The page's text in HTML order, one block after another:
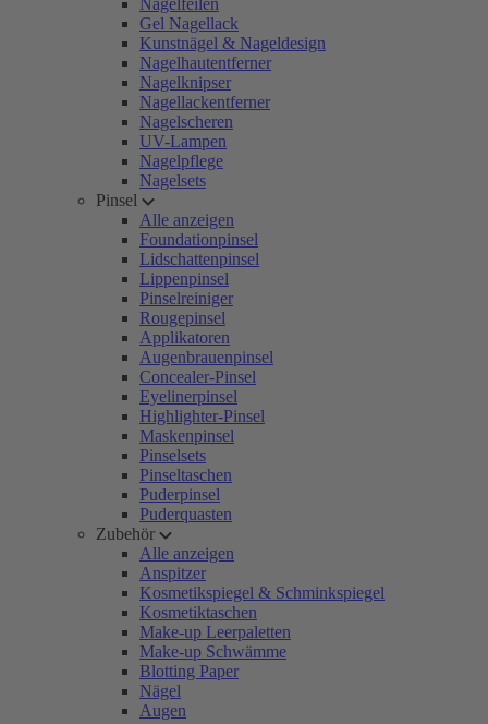
Nagelfeilen
Gel Nagellack
Kunstnägel & Nageldesign
Nagelhautentferner
Nagelknipser
Nagellackentferner
Nagelscheren
UV-Lampen
Nagelpflege
Nagelsets
Pinsel
Alle anzeigen
Foundationpinsel
Lidschattenpinsel
Lippenpinsel
Pinselreiniger
Rougepinsel
Applikatoren
Augenbrauenpinsel
Concealer-Pinsel
Eyelinerpinsel
Highlighter-Pinsel
Maskenpinsel
Pinselsets
Pinseltaschen
Puderpinsel
Puderquasten
Zubehör
Alle anzeigen
Anspitzer
Kosmetikspiegel & Schminkspiegel
Kosmetiktaschen
Make-up Leerpaletten
Make-up Schwämme
Blotting Paper
Nägel
Augen